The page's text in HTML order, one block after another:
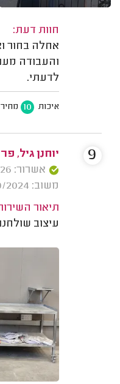
חוות דעת:
אחלה בחור
והעבודה
לדעתי.
איכות 10 מחיר
יוחנן גיל,
אשרור: 27/02/2026
משוב: 15/10/2024
תיאור
עיצוב
9